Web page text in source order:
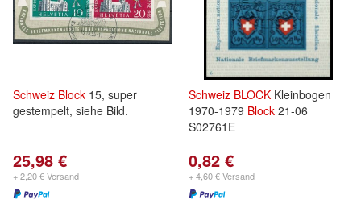
Schweiz Block 15, super
gestempelt, siehe Bild.
25,98 €
+ 2,20 € Versand
Schweiz BLOCK Kleinbogen
1970-1979 Block 21-06
S02761E
0,82 €
+ 4,60 € Versand